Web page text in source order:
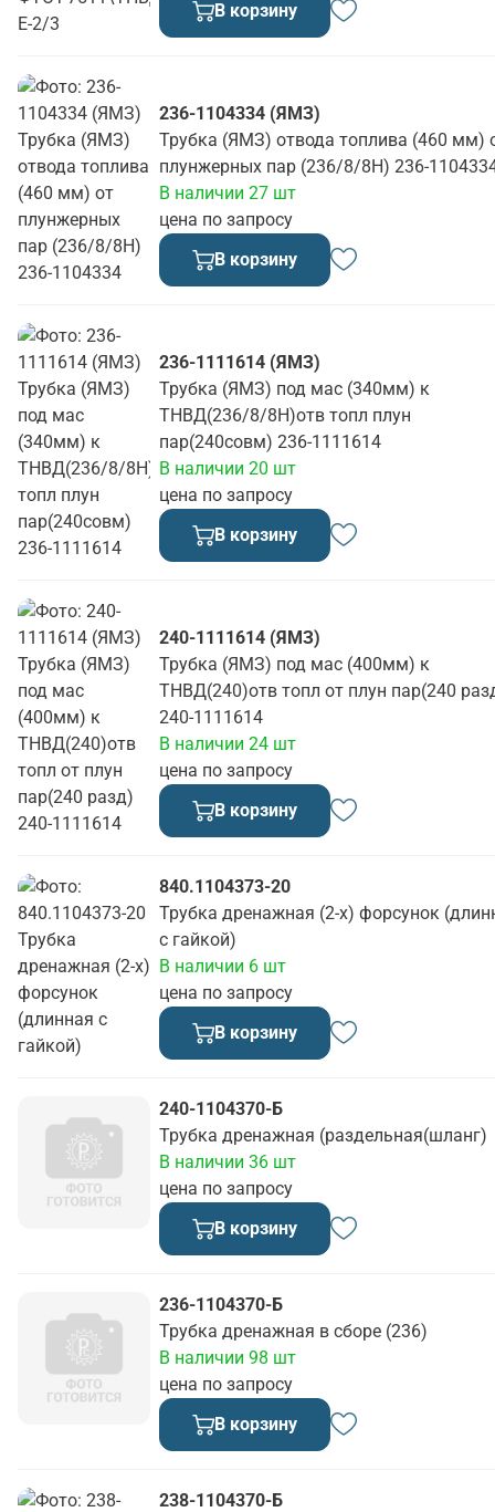
В корзину
236-1104334 (ЯМЗ)
Трубка (ЯМЗ) отвода топлива (460 мм)
плунжерных пар (236/8/8Н) 236-
цена по запросу
В наличии 27 шт
В корзину
236-1111614 (ЯМЗ)
Трубка (ЯМЗ) под мас (340мм) к
ТНВД(236/8/8Н)отв топл плун
пар(240совм) 236-1111614
цена по запросу
В наличии 20 шт
В корзину
240-1111614 (ЯМЗ)
Трубка (ЯМЗ) под мас (400мм) к
ТНВД(240)отв топл от плун пар(240
240-1111614
цена по запросу
В наличии 24 шт
В корзину
840.1104373-20
Трубка дренажная (2-х) форсунок
с гайкой)
цена по запросу
В наличии 6 шт
В корзину
240-1104370-Б
Трубка дренажная (раздельная(шланг)
цена по запросу
В наличии 36 шт
В корзину
236-1104370-Б
Трубка дренажная в сборе (236)
цена по запросу
В наличии 98 шт
В корзину
238-1104370-Б